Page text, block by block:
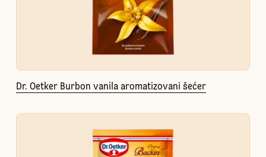
Dr. Oetker Burbon vanila aromatizovani šećer